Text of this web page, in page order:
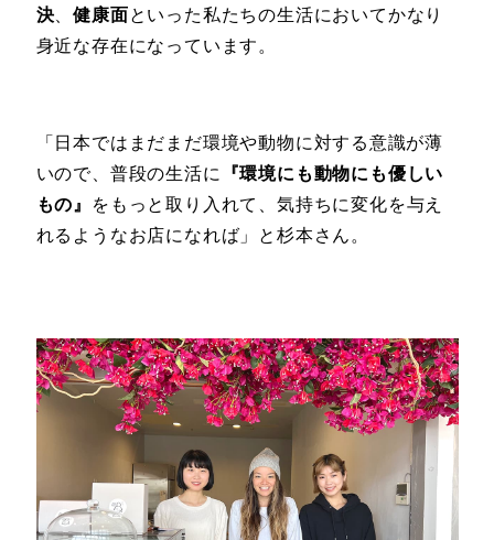
決、健康面といった私たちの生活においてかなり
身近な存在になっています。
「日本ではまだまだ環境や動物に対する意識が薄
いので、普段の生活に 『環境にも動物にも優しい
もの』 をもっと取り入れて、気持ちに変化を与え
れるようなお店になれば」と杉本さん。